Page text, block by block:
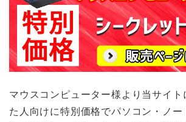
マウスコンピューター様より当サイト
た人向けに特別価格でパソコン・ノー